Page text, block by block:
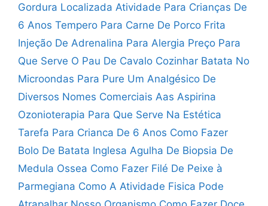
Gordura Localizada Atividade Para Crianças De
6 Anos Tempero Para Carne De Porco Frita
Injeção De Adrenalina Para Alergia Preço Para
Que Serve O Pau De Cavalo Cozinhar Batata No
Microondas Para Pure Um Analgésico De
Diversos Nomes Comerciais Aas Aspirina
Ozonioterapia Para Que Serve Na Estética
Tarefa Para Crianca De 6 Anos Como Fazer
Bolo De Batata Inglesa Agulha De Biopsia De
Medula Ossea Como Fazer Filé De Peixe à
Parmegiana Como A Atividade Fisica Pode